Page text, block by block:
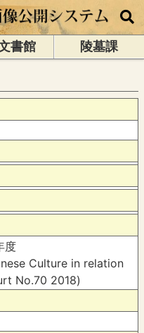
書館 陵墓課
度
Culture in relation
No.70 2018)